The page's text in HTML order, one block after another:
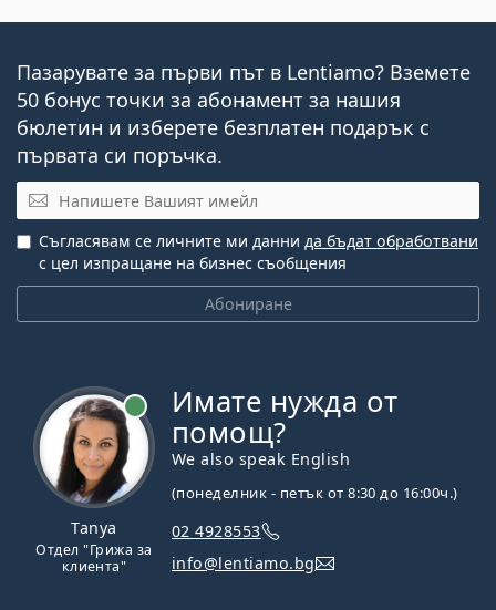
Пазарувате за първи път в Lentiamo? Вземете
50 бонус точки за абонамент за нашия
бюлетин и изберете безплатен подарък с
първата си поръчка.
Имейл
Абониране
Съгласявам се личните ми данни да бъдат обработвани
с цел изпращане на бизнес съобщения
Tanya
Отдел "Грижа за
клиента"
Имате нужда от
помощ?
We also speak English
(понеделник - петък от 8:30 до 16:00ч.)
02 4928553
info@lentiamo.bg